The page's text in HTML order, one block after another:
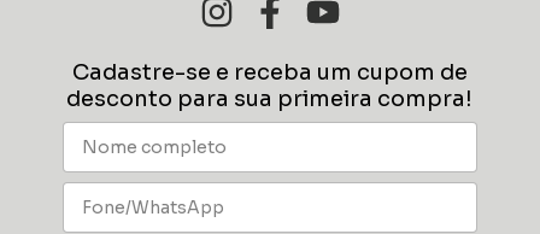
Cadastre-se e receba um cupom de
desconto para sua primeira compra!